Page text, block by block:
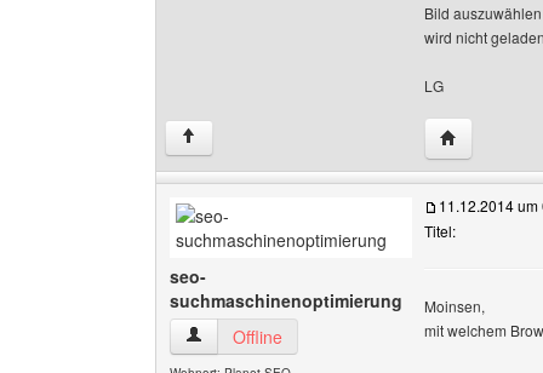
Bild
wird nicht
LG
↑ Website
seo-
suchmaschinenoptimierung
seo-suchmaschinenoptimierung Benutzer-
Offline
11.12.2014 um
Titel:
Moinsen,
mit welchem